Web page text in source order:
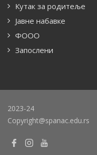
Кутак за родитеље
Јавне набавке
ФООО
Запослени
2023-24
Copyright@spanac.edu.rs